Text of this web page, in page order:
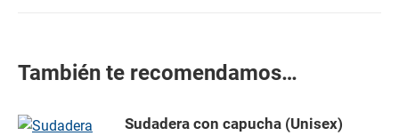
También te recomendamos…
Sudadera con capucha (Unisex)